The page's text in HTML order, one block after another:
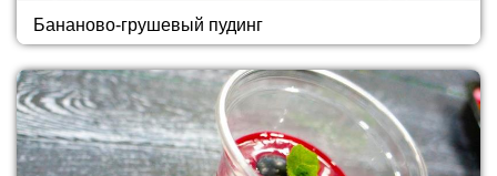
Бананово-грушевый пудинг